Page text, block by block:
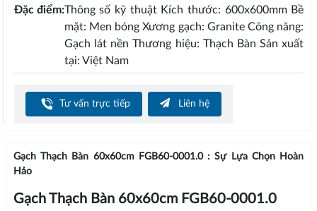
Đặc điểm:Thông số kỹ thuật Kích thước: 600x600mm Bề
mặt: Men bóng Xương gạch: Granite Công năng:
Gạch lát nền Thương hiệu: Thạch Bàn Sản xuất
tại: Việt Nam
Tư vấn trực tiếp Liên hệ
Gạch Thạch Bàn 60x60cm FGB60-0001.0 : Sự Lựa Chọn Hoàn
Hảo
Gạch Thạch Bàn 60x60cm FGB60-0001.0